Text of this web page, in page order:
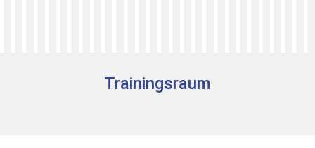
Trainingsraum